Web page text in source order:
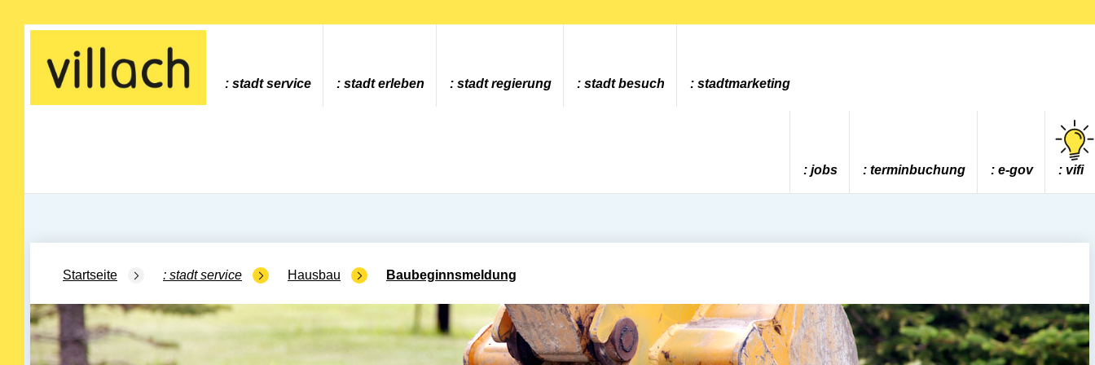
Gehe zur Startseite
stadt service stadt erleben stadt regierung stadt besuch stadtmarketing
jobs terminbuchung e-gov vifi
Startseite stadt service Hausbau Baubeginnsmeldung